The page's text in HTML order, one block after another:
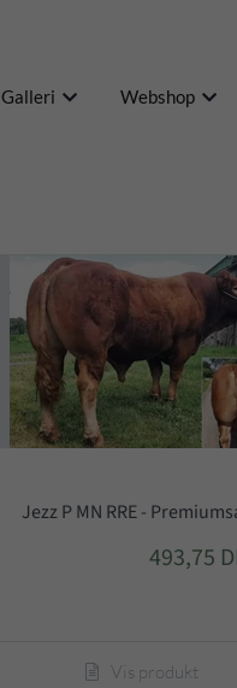
Galleri Webshop
Jezz P MN RRE -
493,75
Vis produkt